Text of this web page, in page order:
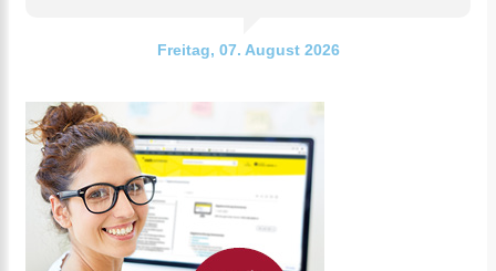
Freitag, 07. August 2026